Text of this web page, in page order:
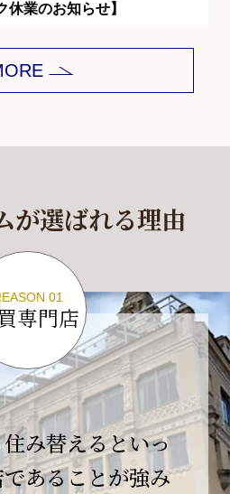
休業のお知らせ】
賜り、誠にありがとうご
ウィーク休業とさせて頂
たお問い合わせにつきま
、順次対応させて頂きま
ますが、何卒ご理解の程
ます。
】
を賜り、誠にありがとう
が選ばれる理由
01
専門店
み替えるといっ
あることが強み